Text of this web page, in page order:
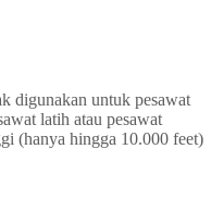
digunakan untuk pesawat
latih atau pesawat
(hanya hingga 10.000 feet)